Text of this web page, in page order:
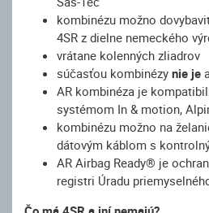
kombinézu možno
4SR z dielne nemeckého
vrátane kolenných zliadrov
súčasťou kombinézy nie je
AR kombinéza je
systémom In & motion,
kombinézu možno na
dátovým káblom s
AR Airbag Ready® je
registri Úradu